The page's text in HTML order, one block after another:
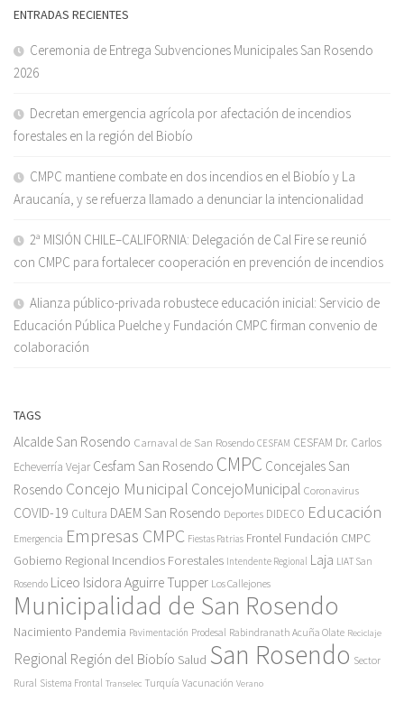
ENTRADAS RECIENTES
Ceremonia de Entrega Subvenciones Municipales San Rosendo
2026
Decretan emergencia agrícola por afectación de incendios
forestales en la región del Biobío
CMPC mantiene combate en dos incendios en el Biobío y La
Araucanía, y se refuerza llamado a denunciar la intencionalidad
2ª MISIÓN CHILE–CALIFORNIA: Delegación de Cal Fire se reunió
con CMPC para fortalecer cooperación en prevención de incendios
Alianza público-privada robustece educación inicial: Servicio de
Educación Pública Puelche y Fundación CMPC firman convenio de
colaboración
TAGS
Alcalde San Rosendo Carnaval de San Rosendo CESFAM CESFAM Dr. Carlos
Echeverría Vejar Cesfam San Rosendo CMPC Concejales San
Rosendo Concejo Municipal ConcejoMunicipal Coronavirus
COVID-19 Cultura DAEM San Rosendo Deportes DIDECO Educación
Emergencia Empresas CMPC Fiestas Patrias Frontel Fundación CMPC
Gobierno Regional Incendios Forestales Intendente Regional Laja LIAT San
Rosendo Liceo Isidora Aguirre Tupper Los Callejones
Municipalidad de San Rosendo
Nacimiento Pandemia Pavimentación Prodesal Rabindranath Acuña Olate Reciclaje
Regional Región del Biobío Salud San Rosendo Sector
Rural Sistema Frontal Transelec Turquía Vacunación Verano